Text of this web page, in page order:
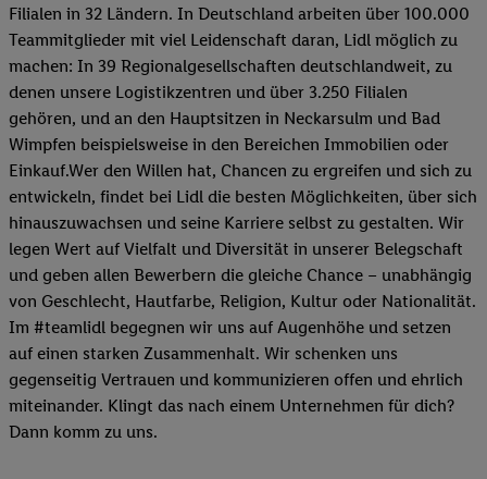
Filialen in 32 Ländern. In Deutschland arbeiten über 100.000
Teammitglieder mit viel Leidenschaft daran, Lidl möglich zu
machen: In 39 Regionalgesellschaften deutschlandweit, zu
denen unsere Logistikzentren und über 3.250 Filialen
gehören, und an den Hauptsitzen in Neckarsulm und Bad
Wimpfen beispielsweise in den Bereichen Immobilien oder
Einkauf.Wer den Willen hat, Chancen zu ergreifen und sich zu
entwickeln, findet bei Lidl die besten Möglichkeiten, über sich
hinauszuwachsen und seine Karriere selbst zu gestalten. Wir
legen Wert auf Vielfalt und Diversität in unserer Belegschaft
und geben allen Bewerbern die gleiche Chance – unabhängig
von Geschlecht, Hautfarbe, Religion, Kultur oder Nationalität.
Im #teamlidl begegnen wir uns auf Augenhöhe und setzen
auf einen starken Zusammenhalt. Wir schenken uns
gegenseitig Vertrauen und kommunizieren offen und ehrlich
miteinander. Klingt das nach einem Unternehmen für dich?
Dann komm zu uns.​